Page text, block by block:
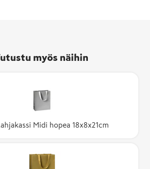
myös näihin
Midi hopea 18x8x21cm